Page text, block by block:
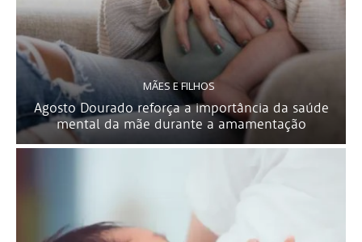
MÃES E FILHOS
Agosto Dourado reforça a importância da saúde
mental da mãe durante a amamentação